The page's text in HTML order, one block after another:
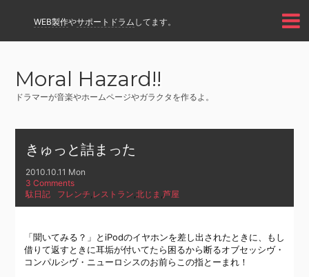
WEB製作やサポートドラム してます。
Moral Hazard!!
ドラマーが音楽やホームページやガラクタを作るよ。
きゅっと詰まった
2010.10.11 Mon
3 Comments
駄日記
フレンチ,レストラン,北じま ,芦屋
「聞いてみる？」とiPodのイヤホンを差し出されたときに、もし
借りて返すときに耳垢が付いてたら困るから断るオブセッシヴ・
コンパルシヴ・ニューロシスのお前らこの指とーまれ！